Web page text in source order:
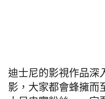
迪士尼的影視作品深
影，大家都會蜂擁而